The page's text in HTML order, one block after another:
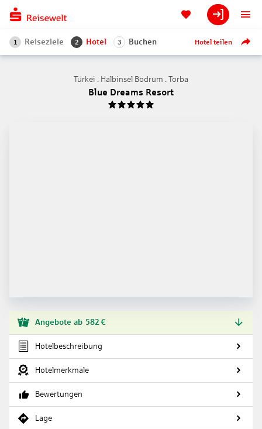
1 Reiseziele 2 Hotel 3 Buchen Hotel teilen
Türkei . Halbinsel Bodrum . Torba
Blue Dreams Resort
5
Angebote ab 582 €
Hotelbeschreibung
Hotelmerkmale
Bewertungen
Lage